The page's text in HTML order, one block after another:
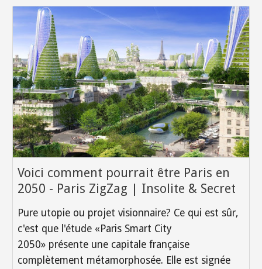
Voici comment pourrait être Paris en
2050 - Paris ZigZag | Insolite & Secret
Pure utopie ou projet visionnaire? Ce qui est sûr,
c'est que l'étude «Paris Smart City
2050» présente une capitale française
complètement métamorphosée. Elle est signée